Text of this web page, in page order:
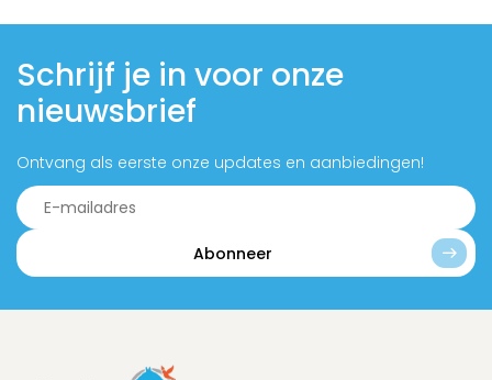
Schrijf je in voor onze
nieuwsbrief
Ontvang als eerste onze updates en aanbiedingen!
Abonneer